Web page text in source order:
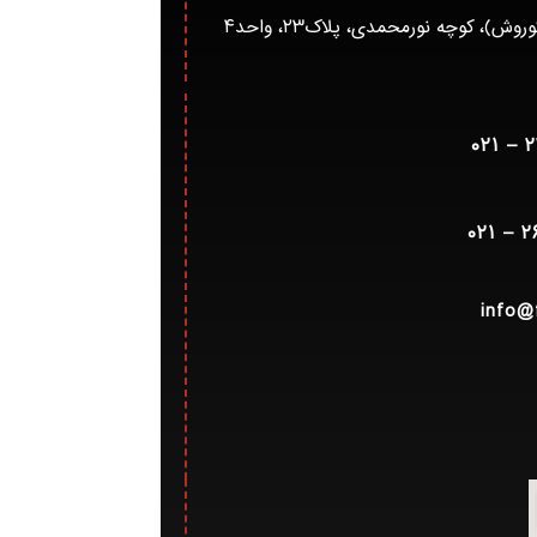
کوچه نورمحمدی، پلاک۲۳، واحد۴